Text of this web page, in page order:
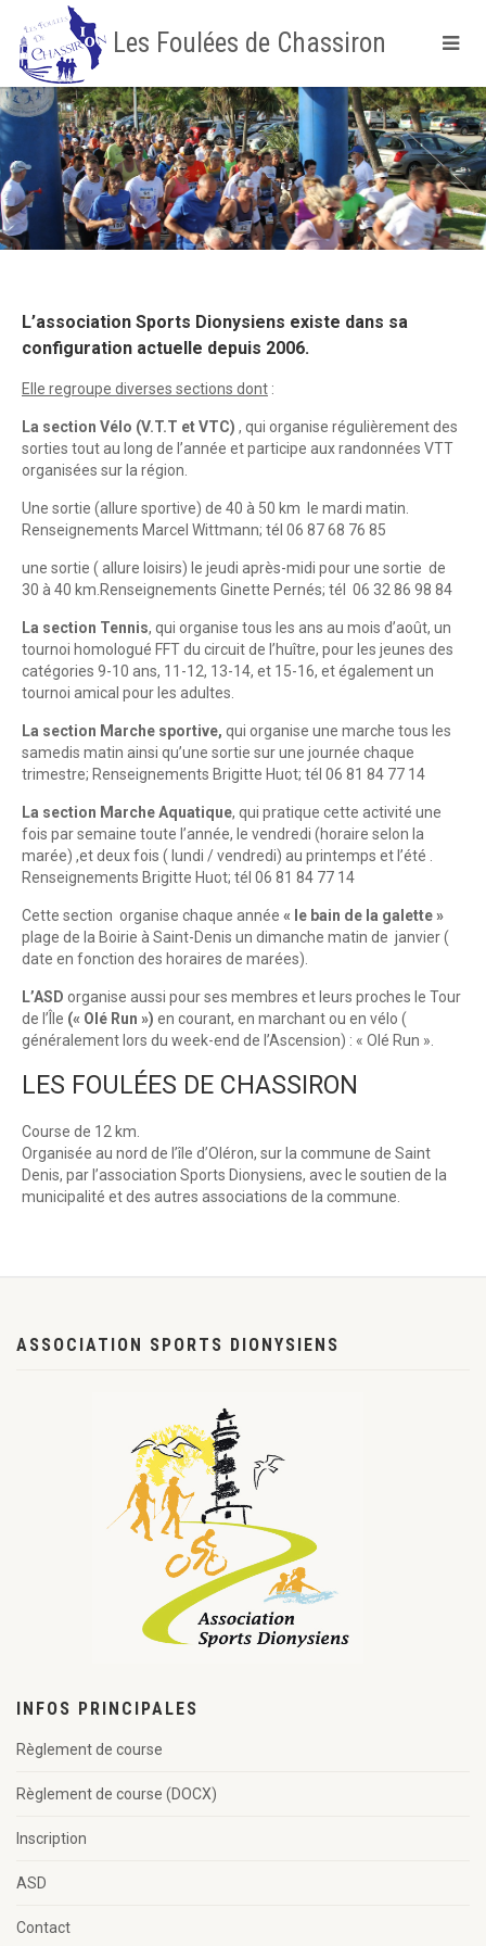
Les Foulées de Chassiron
L’association Sports Dionysiens existe dans sa
configuration actuelle depuis 2006.
Elle regroupe diverses sections dont :
La section Vélo (V.T.T et VTC) , qui organise régulièrement des
sorties tout au long de l’année et participe aux randonnées VTT
organisées sur la région.
Une sortie (allure sportive) de 40 à 50 km le mardi matin.
Renseignements Marcel Wittmann; tél 06 87 68 76 85
une sortie ( allure loisirs) le jeudi après-midi pour une sortie de
30 à 40 km.Renseignements Ginette Pernés; tél 06 32 86 98 84
La section Tennis, qui organise tous les ans au mois d’août, un
tournoi homologué FFT du circuit de l’huître, pour les jeunes des
catégories 9-10 ans, 11-12, 13-14, et 15-16, et également un
tournoi amical pour les adultes.
La section Marche sportive, qui organise une marche tous les
samedis matin ainsi qu’une sortie sur une journée chaque
trimestre; Renseignements Brigitte Huot; tél 06 81 84 77 14
La section Marche Aquatique, qui pratique cette activité une
fois par semaine toute l’année, le vendredi (horaire selon la
marée) ,et deux fois ( lundi / vendredi) au printemps et l’été .
Renseignements Brigitte Huot; tél 06 81 84 77 14
Cette section organise chaque année « le bain de la galette »
plage de la Boirie à Saint-Denis un dimanche matin de janvier (
date en fonction des horaires de marées).
L’ASD organise aussi pour ses membres et leurs proches le Tour
de l’Île (« Olé Run ») en courant, en marchant ou en vélo (
généralement lors du week-end de l’Ascension) : « Olé Run ».
LES FOULÉES DE CHASSIRON
Course de 12 km.
Organisée au nord de l’île d’Oléron, sur la commune de Saint
Denis, par l’association Sports Dionysiens, avec le soutien de la
municipalité et des autres associations de la commune.
ASSOCIATION SPORTS DIONYSIENS
INFOS PRINCIPALES
Règlement de course
Règlement de course (DOCX)
Inscription
ASD
Contact